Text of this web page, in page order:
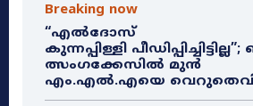
Breaking now
“എൽദോസ്
കുന്നപ്പിള്ളി
ത്സംഗക്കേസിൽ മുൻ
എം.എൽ.എയെ